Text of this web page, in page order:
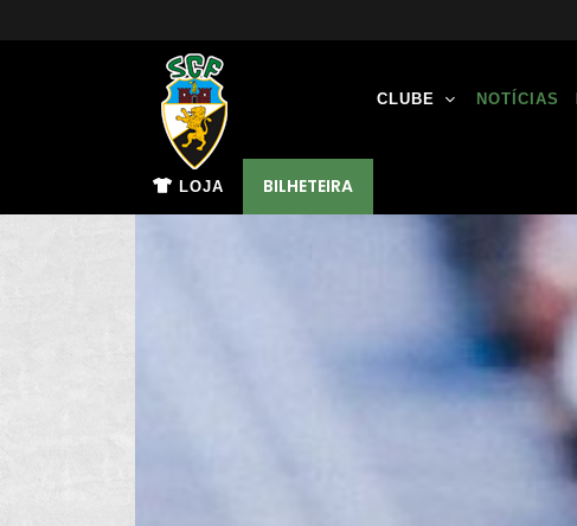
LOJA BILHETEIRA
CLUBE NOTÍCIAS